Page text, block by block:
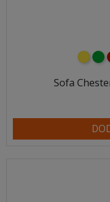
żółty
Sofa